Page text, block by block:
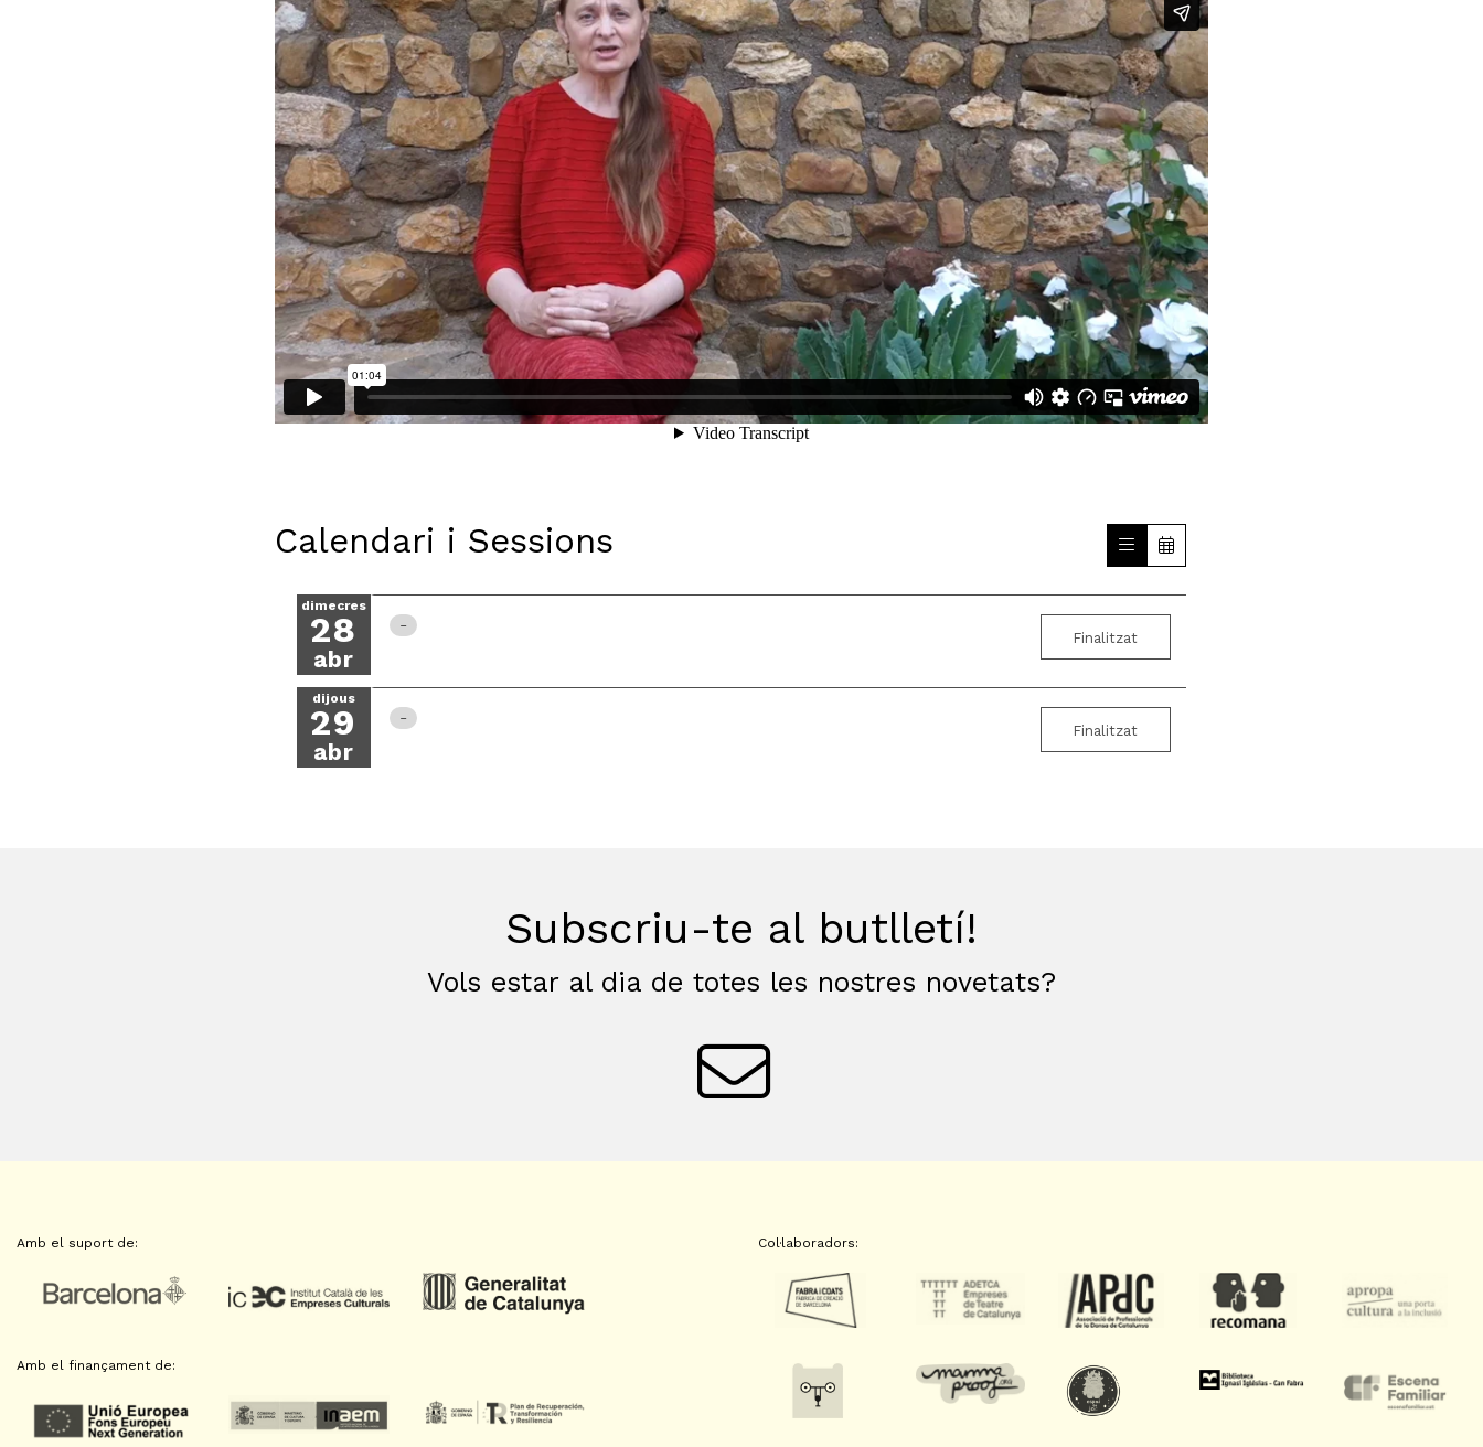
Calendari i Sessions
dimecres
28
abr
Finalitzat
dijous
29
abr
Finalitzat
Subscriu-te al butlletí!
Vols estar al dia de totes les nostres novetats?
Amb el suport de:
Amb el finançament de:
Col·laboradors: